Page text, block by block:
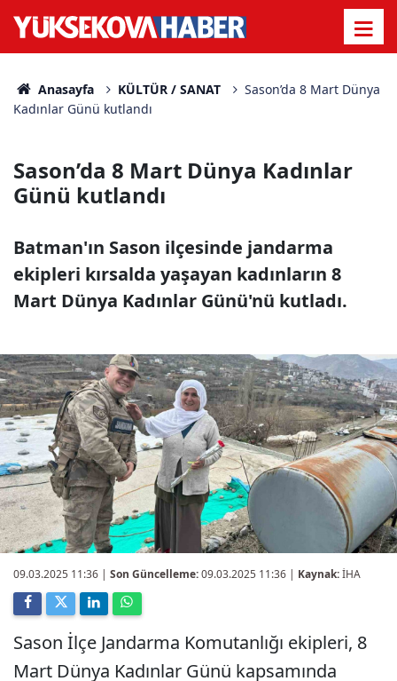
Anasayfa KÜLTÜR / SANAT
Sason’da 8 Mart Dünya
Kadınlar Günü kutlandı
Sason’da 8 Mart Dünya Kadınlar
Günü kutlandı
Batman'ın Sason ilçesinde jandarma
ekipleri kırsalda yaşayan kadınların 8
Mart Dünya Kadınlar Günü'nü kutladı.
09.03.2025 11:36 | Son Güncelleme:09.03.2025 11:36 | Kaynak:İHA
Sason İlçe Jandarma Komutanlığı ekipleri, 8
Mart Dünya Kadınlar Günü kapsamında